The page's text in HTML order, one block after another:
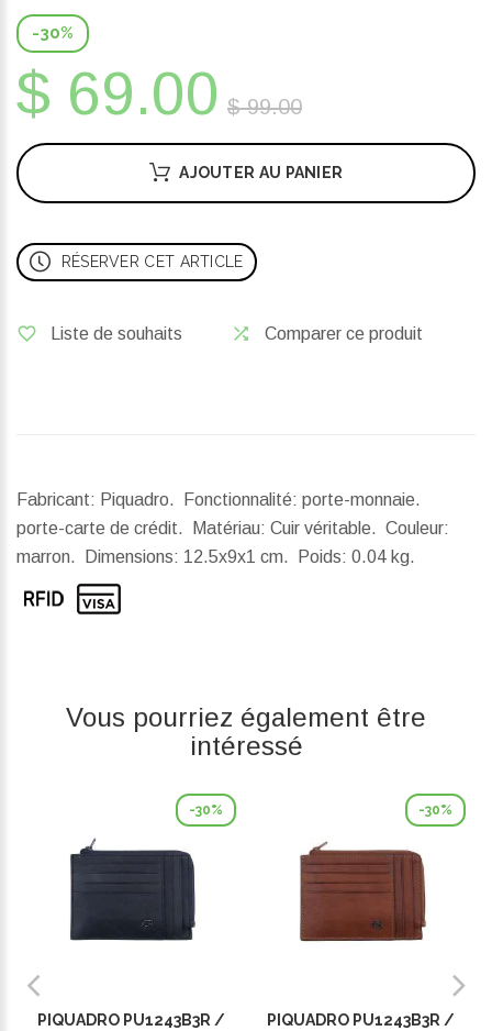
-30%
$ 69.00 $ 99.00
AJOUTER AU PANIER
RÉSERVER CET ARTICLE
Liste de souhaits Comparer ce produit
Fabricant: Piquadro. Fonctionnalité: porte-monnaie.
porte-carte de crédit. Matériau: Cuir véritable. Couleur:
marron.
Dimensions: 12.5x9x1 cm. Poids: 0.04 kg.
Vous pourriez également être
intéressé
-30%
PIQUADRO PU1243B3R /
-30%
PIQUADRO PU1243B3R /